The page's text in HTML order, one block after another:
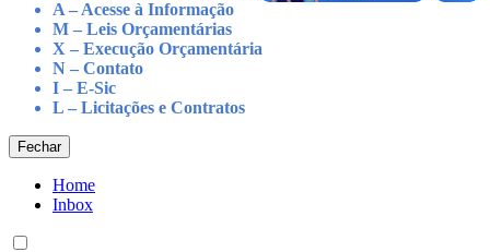
A – Acesse à Informação
M – Leis Orçamentárias
X – Execução Orçamentária
N – Contato
I – E-Sic
L – Licitações e Contratos
Fechar
Home
Inbox